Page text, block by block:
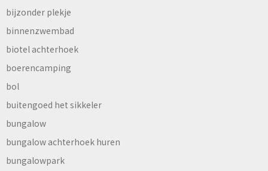
bijzonder plekje
binnenzwembad
biotel achterhoek
boerencamping
bol
buitengoed het sikkeler
bungalow
bungalow achterhoek huren
bungalowpark